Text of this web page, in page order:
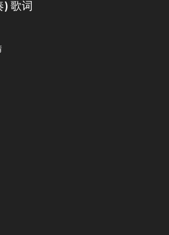
) 歌词